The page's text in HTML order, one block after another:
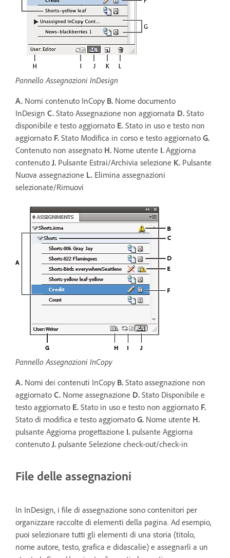
Pannello Assegnazioni InDesign
A. Nomi contenuto InCopy B. Nome documento
InDesign C. Stato Assegnazione non aggiornata D. Stato
disponibile e testo aggiornato E. Stato in uso e testo non
aggiornato F. Stato Modifica in corso e testo aggiornato G.
Contenuto non assegnato H. Nome utente I. Aggiorna
contenuto J. Pulsante Estrai/Archivia selezione K. Pulsante
Nuova assegnazione L. Elimina assegnazioni
selezionate/Rimuovi
Pannello Assegnazioni InCopy
A. Nomi dei contenuti InCopy B. Stato assegnazione non
aggiornato C. Nome assegnazione D. Stato Disponibile e
testo aggiornato E. Stato in uso e testo non aggiornato F.
Stato di modifica e testo aggiornato G. Nome utente H.
pulsante Aggiorna progettazione I. pulsante Aggiorna
contenuto J. pulsante Selezione check-out/check-in
File delle assegnazioni
In InDesign, i file di assegnazione sono contenitori per
organizzare raccolte di elementi della pagina. Ad esempio,
puoi selezionare tutti gli elementi di una storia (titolo,
nome autore, testo, grafica e didascalie) e assegnarli a un